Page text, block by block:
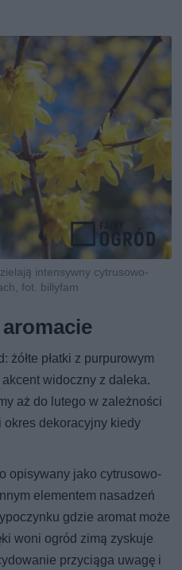
intensywny cytrusowo-
fot. billyfam
żółte płatki z purpurowym
widoczny z daleka.
aż do lutego w zależności
okres dekoracyjny kiedy
opisywany jako cytrusowo-
elementem nasadzeń
gdzie aromat może
woni ogród zimą zyskuje
przyciąga uwagę i